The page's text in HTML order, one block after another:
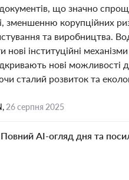
що значно
зменшенню корупційних
та виробництва.
нові інституційні
нові можливості
сталий розвиток та
26 серпня 2025
Повний AI-огляд дня та